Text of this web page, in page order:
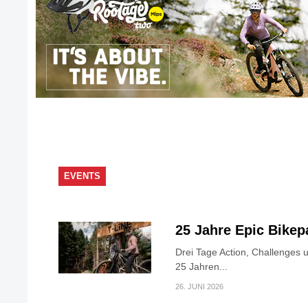
EVENTS
25 Jahre Epic
Drei Tage Action, Challenges
25 Jahren...
26. JUNI 2026